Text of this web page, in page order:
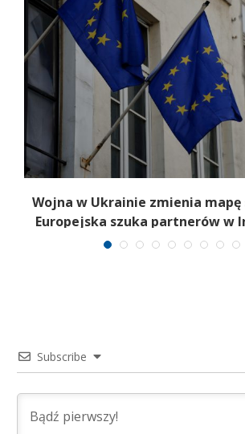
Wojna w Ukrainie zmienia mapę
Europejska szuka partnerów w
Subscribe